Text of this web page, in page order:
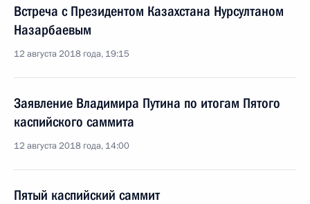
Встреча с Президентом Казахстана Нурсултаном
Назарбаевым
12 августа 2018 года, 19:15
Заявление Владимира Путина по итогам Пятого
каспийского саммита
12 августа 2018 года, 14:00
Пятый каспийский саммит